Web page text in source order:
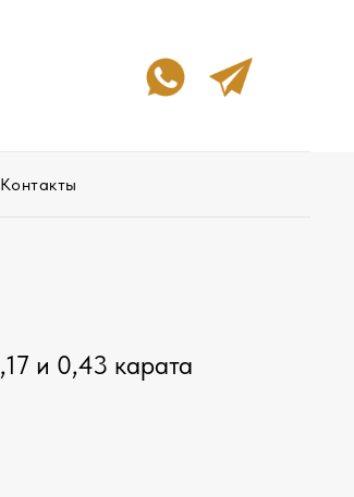
Контакты
и 0,43 карата